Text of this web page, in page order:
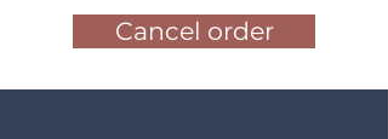
Cancel order